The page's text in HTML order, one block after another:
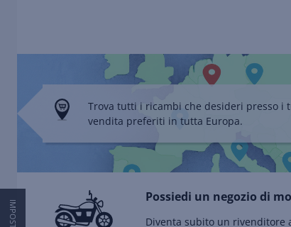
Trova tutti i ricambi che desideri presso i
vendita preferiti in tutta Europa.
Possiedi un negozio di
Diventa subito un rivenditore